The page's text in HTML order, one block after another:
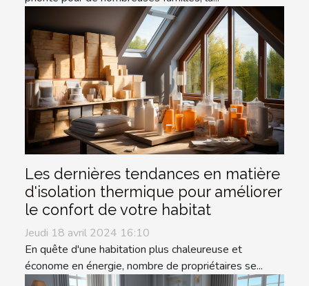
Les dernières tendances en matière
d'isolation thermique pour améliorer
le confort de votre habitat
Jeudi 18 avril 2024 16:10
En quête d'une habitation plus chaleureuse et
économe en énergie, nombre de propriétaires se...